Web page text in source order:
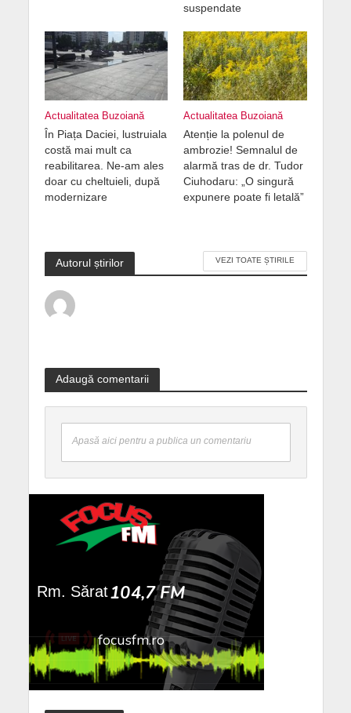
suspendate
Actualitatea Buzoiană
În Piața Daciei, lustruiala
costă mai mult ca
reabilitarea. Ne-am ales
doar cu cheltuieli, după
modernizare
Actualitatea Buzoiană
Atenție la polenul de
ambrozie! Semnalul de
alarmă tras de dr. Tudor
Ciuhodaru: „O singură
expunere poate fi letală”
Autorul știrilor VEZI TOATE ȘTIRILE
Adaugă comentarii
Apasă aici pentru a publica un comentariu